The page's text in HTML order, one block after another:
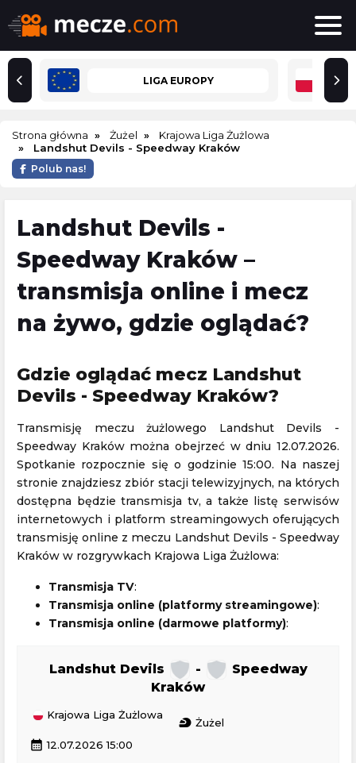
LIGA EUROPY
Strona główna Żużel
Krajowa Liga Żużlowa
Landshut Devils - Speedway Kraków
Polub nas!
Landshut Devils -
Speedway Kraków –
transmisja online i mecz
na żywo, gdzie oglądać?
Gdzie oglądać mecz Landshut
Devils - Speedway Kraków?
Transmisję meczu żużlowego Landshut Devils -
Speedway Kraków można obejrzeć w dniu 12.07.2026.
Spotkanie rozpocznie się o godzinie 15:00. Na naszej
stronie znajdziesz zbiór stacji telewizyjnych, na których
dostępna będzie transmisja tv, a także listę serwisów
internetowych i platform streamingowych oferujących
transmisję online z meczu Landshut Devils - Speedway
Kraków w rozgrywkach Krajowa Liga Żużlowa:
Transmisja TV:
Transmisja online (platformy streamingowe):
Transmisja online (darmowe platformy):
Landshut Devils -
Speedway
Kraków
Krajowa Liga Żużlowa
sports_motorsports Żużel
calendar_month 12.07.2026 15:00